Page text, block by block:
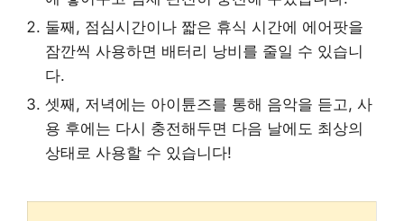
둘째, 점심시간이나 짧은 휴식 시간에 에어팟을
잠깐씩 사용하면 배터리 낭비를 줄일 수 있습니
다.
셋째, 저녁에는 아이튠즈를 통해 음악을 듣고, 사
용 후에는 다시 충전해두면 다음 날에도 최상의
상태로 사용할 수 있습니다!